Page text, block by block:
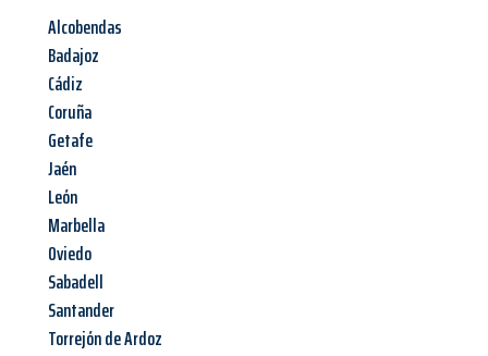
Alcobendas
Badajoz
Cádiz
Coruña
Getafe
Jaén
León
Marbella
Oviedo
Sabadell
Santander
Torrejón de Ardoz